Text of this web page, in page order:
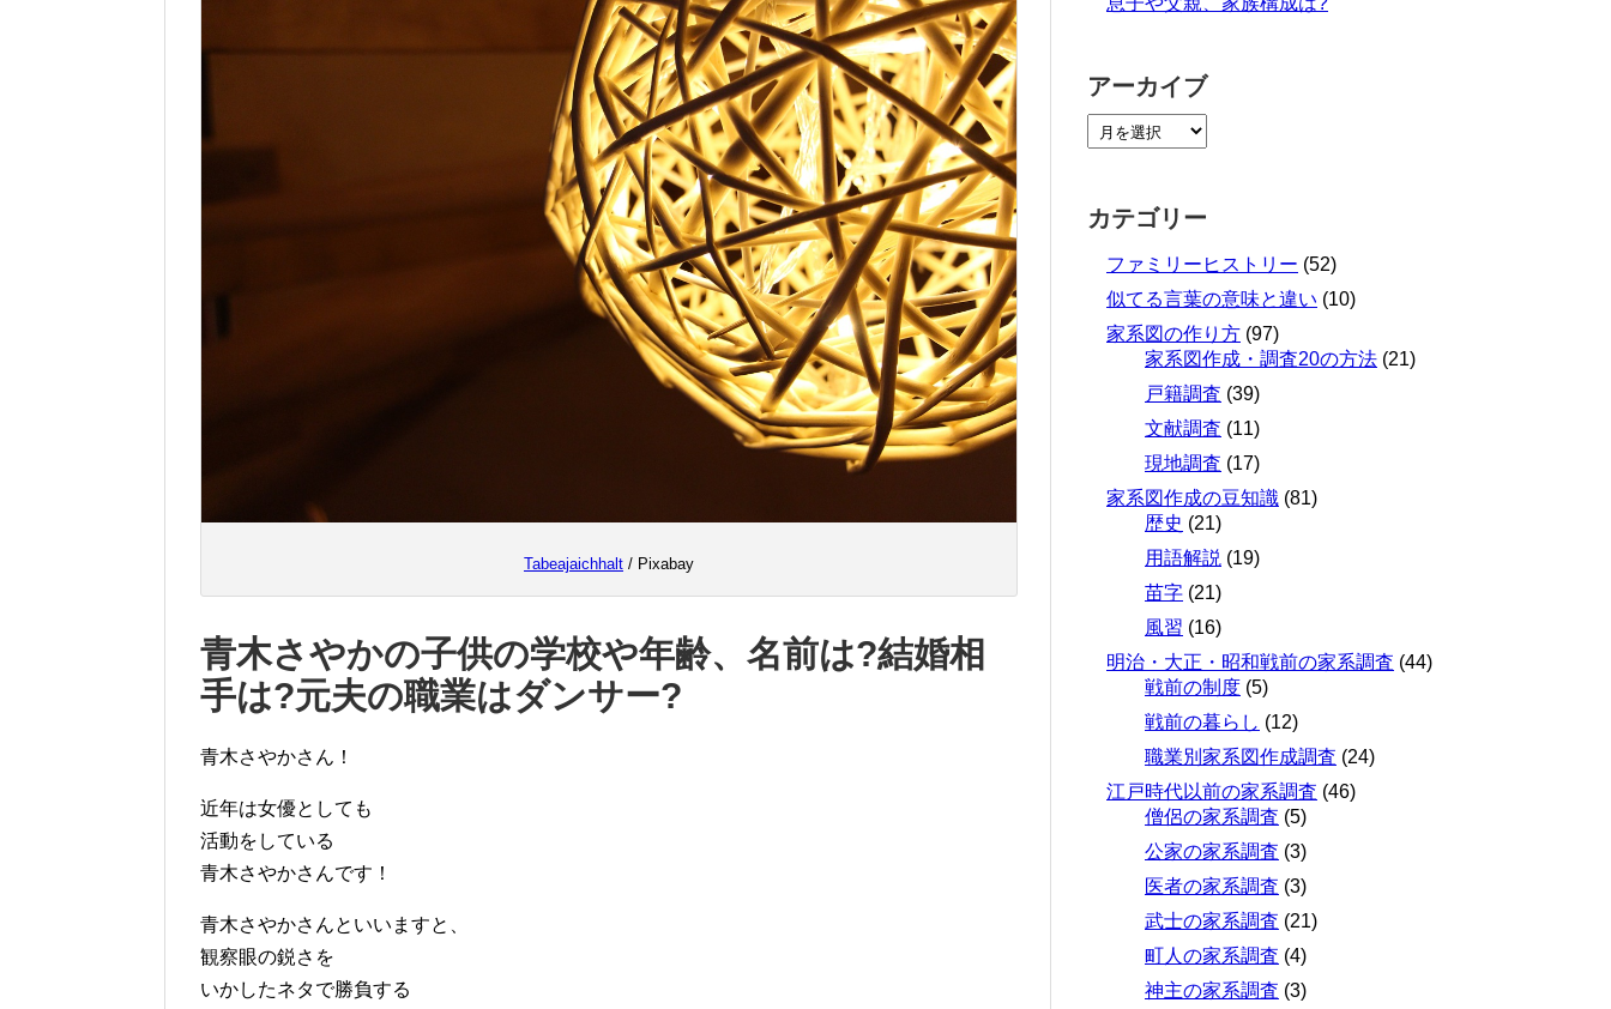
Tabeajaichhalt / Pixabay
青木さやかの子供の学校や年齢、名前は?結婚相
手は?元夫の職業はダンサー?
青木さやかさん！
近年は女優としても
活動をしている
青木さやかさんです！
青木さやかさんといいますと、
観察眼の鋭さを
いかしたネタで勝負する
アーカイブ
カテゴリー
ファミリーヒストリー (52)
似てる言葉の意味と違い (10)
家系図の作り方 (97)
家系図作成・調査20の方法 (21)
戸籍調査 (39)
文献調査 (11)
現地調査 (17)
家系図作成の豆知識 (81)
歴史 (21)
用語解説 (19)
苗字 (21)
風習 (16)
明治・大正・昭和戦前の家系調査 (44)
戦前の制度 (5)
戦前の暮らし (12)
職業別家系図作成調査 (24)
江戸時代以前の家系調査 (46)
僧侶の家系調査 (5)
公家の家系調査 (3)
医者の家系調査 (3)
武士の家系調査 (21)
町人の家系調査 (4)
神主の家系調査 (3)